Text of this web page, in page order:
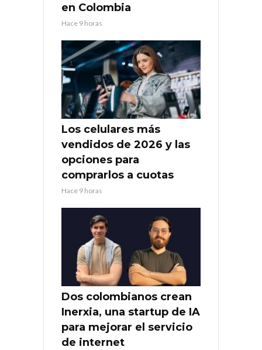
en Colombia
Hace 9 horas
Los celulares más
vendidos de 2026 y las
opciones para
comprarlos a cuotas
Hace 9 horas
Dos colombianos crean
Inerxia, una startup de IA
para mejorar el servicio
de internet